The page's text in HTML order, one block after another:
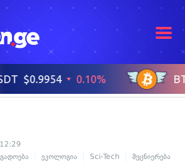
ეკოლოგია Sci-Tech მეცნიერება